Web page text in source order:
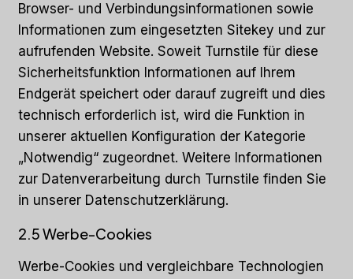
Browser- und Verbindungsinformationen sowie
Informationen zum eingesetzten Sitekey und zur
aufrufenden Website. Soweit Turnstile für diese
Sicherheitsfunktion Informationen auf Ihrem
Endgerät speichert oder darauf zugreift und dies
technisch erforderlich ist, wird die Funktion in
unserer aktuellen Konfiguration der Kategorie
„Notwendig“ zugeordnet. Weitere Informationen
zur Datenverarbeitung durch Turnstile finden Sie
in unserer Datenschutzerklärung.
2.5 Werbe-Cookies
Werbe-Cookies und vergleichbare Technologien